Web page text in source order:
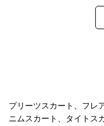
プリーツスカート、フレ
ニムスカート、タイトス